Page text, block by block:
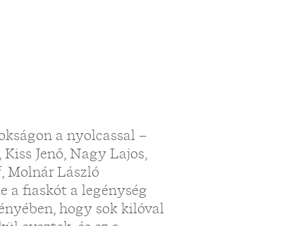
a nyolcassal –
Jenő, Nagy Lajos,
Molnár László
a fiaskót a legénység
hogy sok kilóval